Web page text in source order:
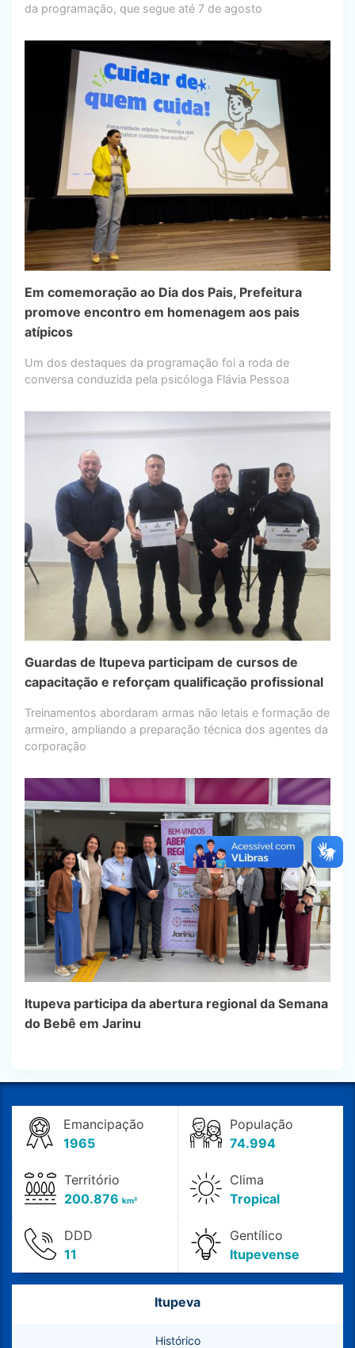
da programação, que segue até 7 de agosto
Em comemoração ao Dia dos Pais, Prefeitura
promove encontro em homenagem aos pais
atípicos
Um dos destaques da programação foi a roda de
conversa conduzida pela psicóloga Flávia Pessoa
Guardas de Itupeva participam de cursos de
capacitação e reforçam qualificação profissional
Treinamentos abordaram armas não letais e formação de
armeiro, ampliando a preparação técnica dos agentes da
corporação
Itupeva participa da abertura regional da Semana
do Bebê em Jarinu
Emancipação
1965
População
74.994
Território
200.876 km²
Clima
Tropical
DDD
11
Gentílico
Itupevense
Itupeva
Histórico